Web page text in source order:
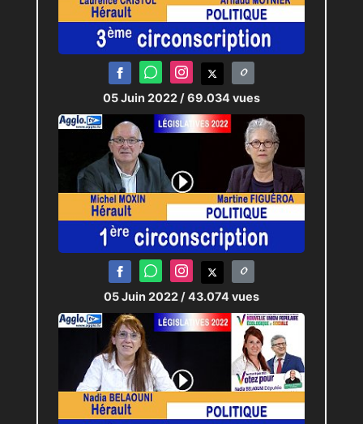
05 Juin 2022 / 69.034 vues
05 Juin 2022 / 43.074 vues